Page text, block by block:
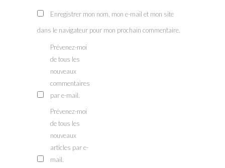
Enregistrer mon nom, mon e-mail et mon site
dans le navigateur pour mon prochain commentaire.
Prévenez-moi
de tous les
nouveaux
commentaires
par e-mail.
Prévenez-moi
de tous les
nouveaux
articles par e-
mail.